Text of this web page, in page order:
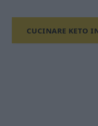
CUCINARE KETO